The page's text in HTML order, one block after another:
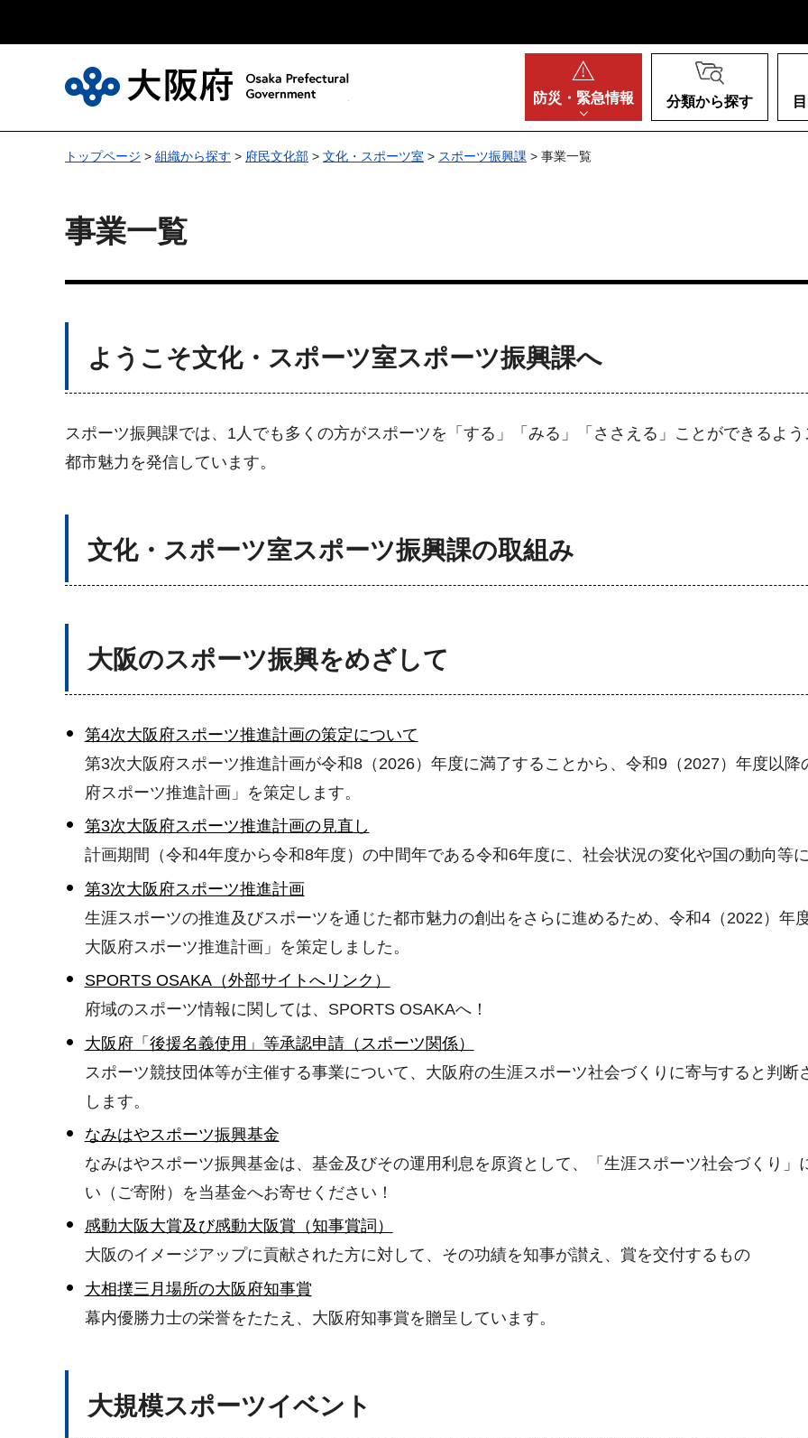
防災・ 緊急情報 分類から探す
トップページ > 組織から探す > 府民文化部 > 文化・スポーツ室 > スポーツ振興課 > 事業一覧
事業一覧
ようこそ文化・スポーツ室スポーツ振興課へ
スポーツ振興課では、1人でも多くの方がスポーツを「する」「みる」「ささえる」ことができるよ
都市魅力を発信しています。
文化・スポーツ室スポーツ振興課の取組み
大阪のスポーツ振興をめざして
第4次大阪府スポーツ推進計画の策定について
第3次大阪府スポーツ推進計画が令和8（2026）年度に満了することから、令和9（2027）年度以
府スポーツ推進計画」を策定します。
第3次大阪府スポーツ推進計画の見直し
計画期間（令和4年度から令和8年度）の中間年である令和6年度に、社会状況の変化や国の動向等
第3次大阪府スポーツ推進計画
生涯スポーツの推進及びスポーツを通じた都市魅力の創出をさらに進めるため、令和4（2022）年
大阪府スポーツ推進計画」を策定しました。
SPORTS OSAKA（外部サイトへリンク）
府域のスポーツ情報に関しては、SPORTS OSAKAへ！
大阪府「後援名義使用」等承認申請（スポーツ関係）
スポーツ競技団体等が主催する事業について、大阪府の生涯スポーツ社会づくりに寄与すると判
します。
なみはやスポーツ振興基金
なみはやスポーツ振興基金は、基金及びその運用利息を原資として、「生涯スポーツ社会づくり
い（ご寄附）を当基金へお寄せください！
感動大阪大賞及び感動大阪賞（知事賞詞）
大阪のイメージアップに貢献された方に対して、その功績を知事が讃え、賞を交付するもの
大相撲三月場所の大阪府知事賞
幕内優勝力士の栄誉をたたえ、大阪府知事賞を贈呈しています。
大規模スポーツイベント